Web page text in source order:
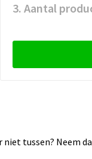
3. Aantal
tussen? Neem